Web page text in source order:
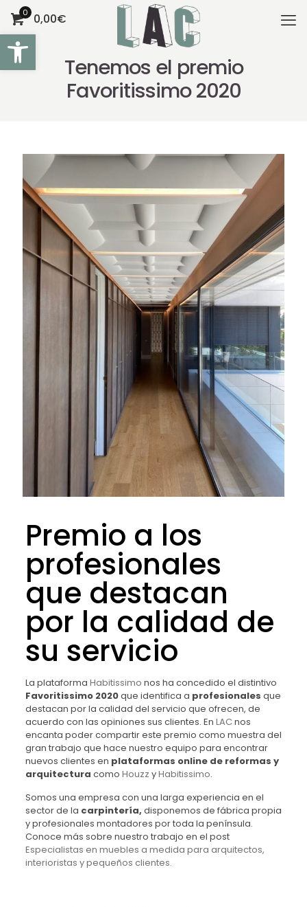
Abrir barra de herramientas
0 0,00€
Tenemos el premio
Favoritissimo 2020
Premio a los
profesionales
que destacan
por la calidad de
su servicio
La plataforma Habitissimo nos ha concedido el distintivo
Favoritissimo 2020que identifica a profesionales que
destacan por la calidad del servicio que ofrecen, de
acuerdo con las opiniones sus clientes. En LACnos
encanta poder compartir este premio como muestra del
gran trabajo que hace nuestro equipo para encontrar
nuevos clientes en plataformas online de reformas y
arquitectura como Houzz yHabitissimo.
Somos una empresa con una larga experiencia en el
sector de la carpintería, disponemos de fábrica propia
y profesionales montadores por toda la península.
Conoce más sobre nuestro trabajo en el post
Especialistas en muebles a medida para arquitectos,
interioristas y pequeños clientes.